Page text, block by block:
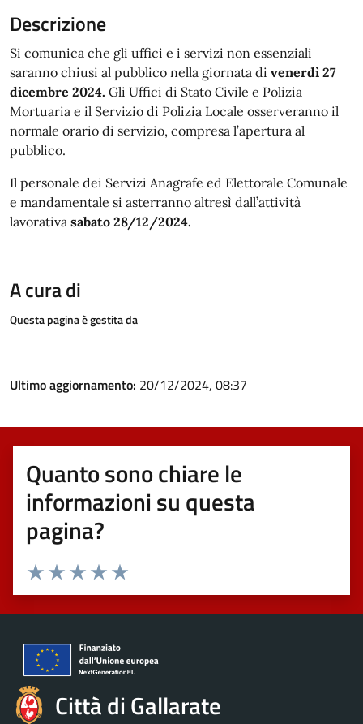
Descrizione
Si comunica che gli uffici e i servizi non essenziali
saranno chiusi al pubblico nella giornata di venerdì 27
dicembre 2024. Gli Uffici di Stato Civile e Polizia
Mortuaria e il Servizio di Polizia Locale osserveranno il
normale orario di servizio, compresa l’apertura al
pubblico.
Il personale dei Servizi Anagrafe ed Elettorale Comunale
e mandamentale si asterranno altresì dall’attività
lavorativa sabato 28/12/2024.
A cura di
Questa pagina è gestita da
Ultimo aggiornamento: 20/12/2024, 08:37
Quanto sono chiare le
informazioni su questa
pagina?
Valuta 5 stelle su 5
Valuta 4 stelle su 5
Valuta 3 stelle su 5
Valuta 2 stelle su 5
Valuta 1 stelle su 5
Città di Gallarate